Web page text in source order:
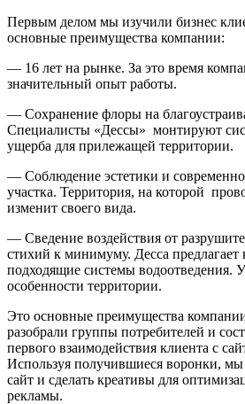
Первым делом мы изучили бизнес
основные преимущества компании:
— 16 лет на рынке. За это время
значительный опыт работы.
— Сохранение флоры на
Специалисты «Дессы» монтируют
ущерба для прилежащей территории.
— Соблюдение эстетики и
участка. Территория, на которой
изменит своего вида.
— Сведение воздействия от
стихий к минимуму. Десса предлагает
подходящие системы водоотведения.
особенности территории.
Это основные преимущества
разобрали группы потребителей и
первого взаимодействия клиента с
Используя получившиеся воронки, мы
сайт и сделать креативы для
рекламы.